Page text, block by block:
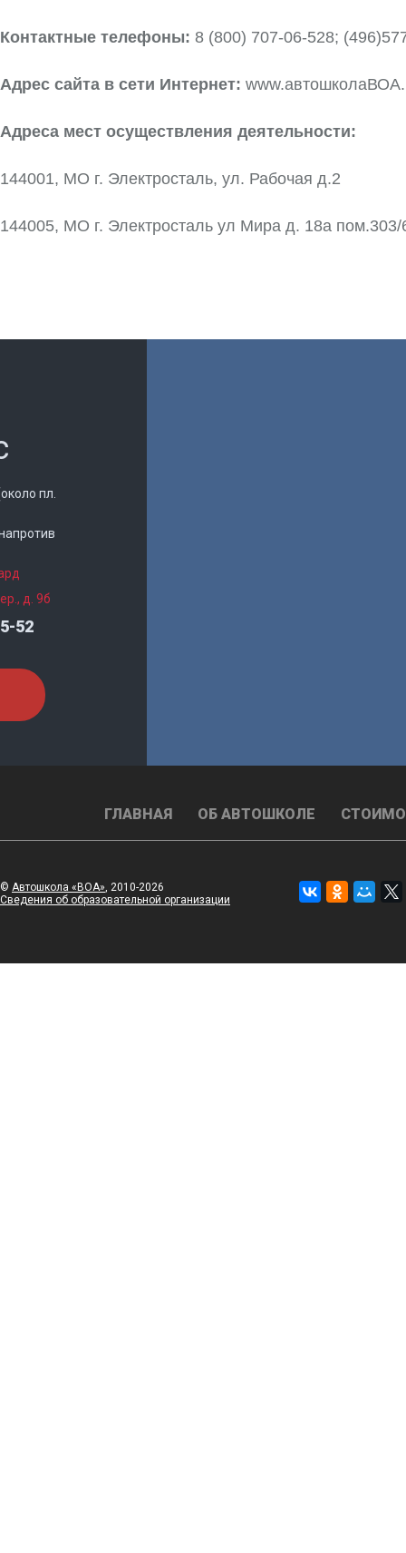
Контактные телефоны: 8 (800) 707-06-528;
Адрес сайта в сети Интернет:
Адреса мест осуществления деятельности:
144001, МО г. Электросталь, ул. Рабочая д.2
144005, МО г. Электросталь ул Мира д. 18а пом.303/
пл.
д. 9б
52
ГЛАВНАЯ ОБ АВТОШКОЛЕ
© Автошкола «ВОА», 2010-2026
Сведения об образовательной организации